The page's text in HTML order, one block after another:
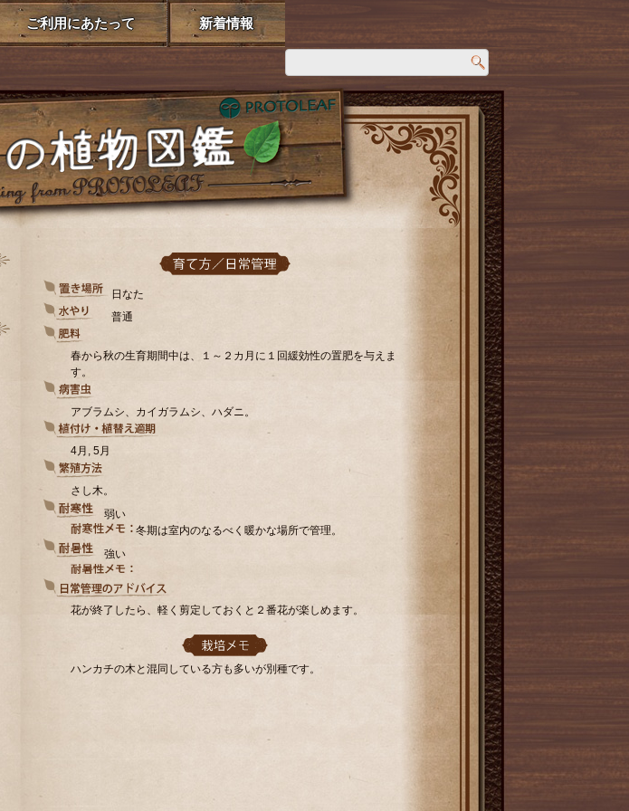
ご利用にあたって 新着情報
日なた
普通
春から秋の生育期間中は、１～２カ月に１回緩効性の置肥を与えま
す。
アブラムシ、カイガラムシ、ハダニ。
4月, 5月
さし木。
弱い
冬期は室内のなるべく暖かな場所で管理。
強い
花が終了したら、軽く剪定しておくと２番花が楽しめます。
ハンカチの木と混同している方も多いが別種です。